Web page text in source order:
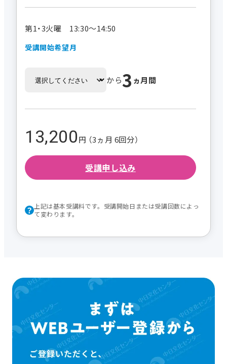
第1・3火曜 13:30～14:50
受講開始希望月
から3 ヵ月間
13,200円 （3ヵ月 6回分）
受講申し込み
上記は基本受講料です。受講開始日または受講回数によっ
て変わります。